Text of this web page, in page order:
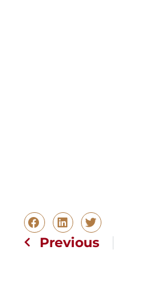
Previous